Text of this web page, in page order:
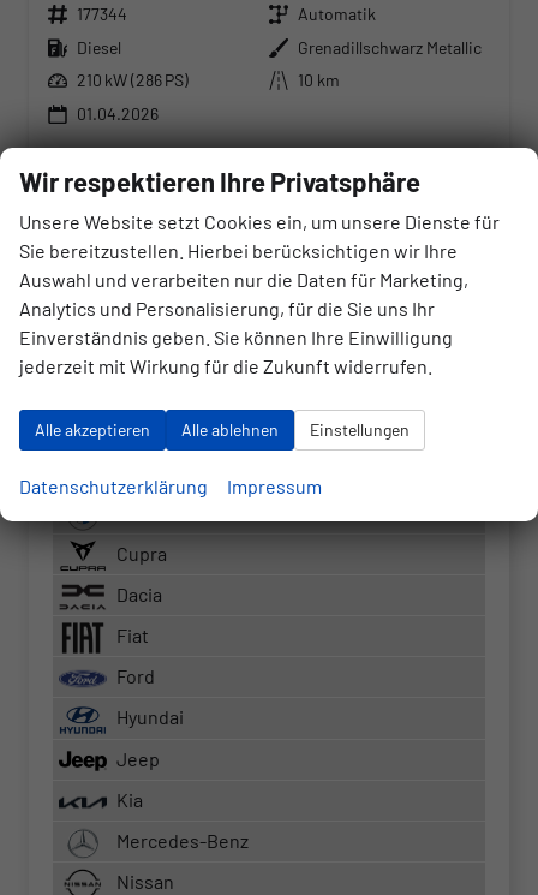
Fahrzeugnr. 177344 Getriebe Automatik
Kraftstoff Diesel Außenfarbe Grenadillschwarz Metallic
Leistung 210 kW (286 PS) Kilometerstand
10 km
01.04.2026
120.340,– €
incl. 20% MwSt.
inkl. NoVA
Verbrauch kombiniert:8,60 l/100km
CO2-Klasse:G
CO2-Emissionen:225,00 g/km
Fahrzeugnr.
Cupra
Dacia
Fiat
Ford
Hyundai
Jeep
Kia
Mercedes-Benz
Nissan
Wir respektieren Ihre Privatsphäre
Unsere Website setzt Cookies ein, um unsere Dienste für
Sie bereitzustellen. Hierbei berücksichtigen wir Ihre
Auswahl und verarbeiten nur die Daten für Marketing,
Analytics und Personalisierung, für die Sie uns Ihr
Einverständnis geben. Sie können Ihre Einwilligung
jederzeit mit Wirkung für die Zukunft widerrufen.
Alle akzeptieren Alle ablehnen Einstellungen
Datenschutzerklärung Impressum